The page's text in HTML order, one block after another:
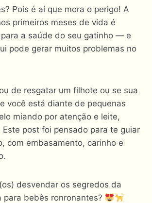
Pois é aí que mora o perigo! A
primeiros meses de vida é
a saúde do seu gatinho — e
pode gerar muitos problemas no
de resgatar um filhote ou se sua
você está diante de pequenas
miando por atenção e leite,
Este post foi pensado para te guiar
com embasamento, carinho e
desvendar os segredos da
para bebês ronronantes?